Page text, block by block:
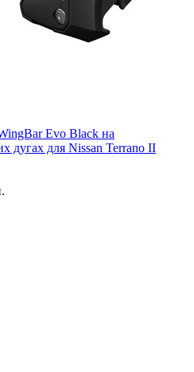
Evo Black на
дугах для Nissan Terrano II